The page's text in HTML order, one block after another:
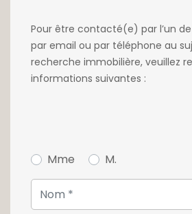
Très belle demeure à
pied de l'école européenne de
commerces de proximités,
commun et axes routiers.
Pour être contacté(e) par l’un
par email ou par téléphone au
recherche immobilière, veuillez
informations suivantes :
Mme M.